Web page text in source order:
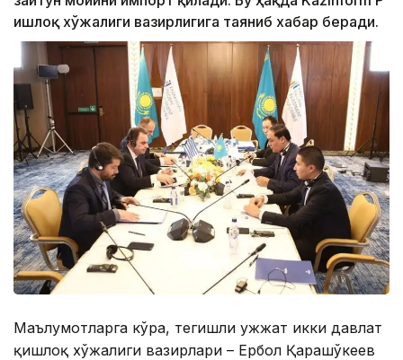
Қишлоқ хўжалиги вазирлигига таяниб хабар беради.
Маълумотларга кўра, тегишли ҳужжат икки давлат
қишлоқ хўжалиги вазирлари – Ербол Қарашўкеев